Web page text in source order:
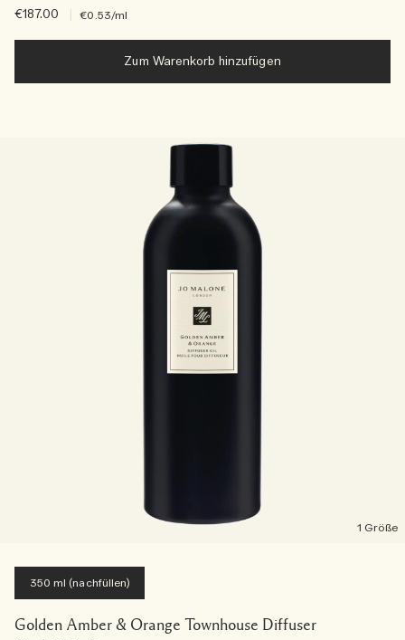
€187.00 €0.53/ml
Zum Warenkorb hinzufügen
1 Größe
350 ml (nachfüllen)
Golden Amber & Orange Townhouse Diffuser